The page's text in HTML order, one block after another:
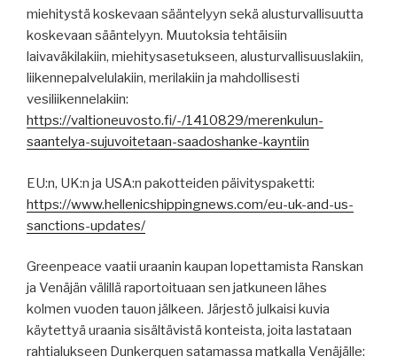
miehitystä koskevaan sääntelyyn sekä alusturvallisuutta
koskevaan sääntelyyn. Muutoksia tehtäisiin
laivaväkilakiin, miehitysasetukseen, alusturvallisuuslakiin,
liikennepalvelulakiin, merilakiin ja mahdollisesti
vesiliikennelakiin:
https://valtioneuvosto.fi/-/1410829/merenkulun-
saantelya-sujuvoitetaan-saadoshanke-kayntiin
EU:n, UK:n ja USA:n pakotteiden päivityspaketti:
https://www.hellenicshippingnews.com/eu-uk-and-us-
sanctions-updates/
Greenpeace vaatii uraanin kaupan lopettamista Ranskan
ja Venäjän välillä raportoituaan sen jatkuneen lähes
kolmen vuoden tauon jälkeen. Järjestö julkaisi kuvia
käytettyä uraania sisältävistä konteista, joita lastataan
rahtialukseen Dunkerquen satamassa matkalla Venäjälle: